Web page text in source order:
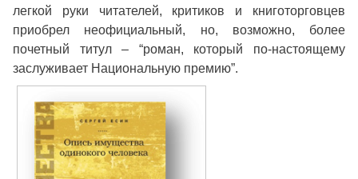
легкой руки читателей, критиков и книготорговцев
приобрел неофициальный, но, возможно, более
почетный титул – “роман, который по-настоящему
заслуживает Национальную премию”.